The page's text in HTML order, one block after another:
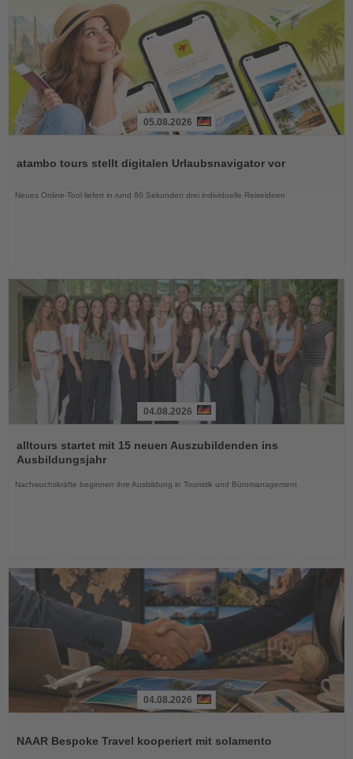
die
05.08.2026
atambo tours stellt digitalen Urlaubsnavigator vor
Neues Online-Tool liefert in rund 60 Sekunden drei individuelle Reiseideen
Sie
die
04.08.2026
alltours startet mit 15 neuen Auszubildenden ins
Ausbildungsjahr
Nachwuchskräfte beginnen ihre Ausbildung in Touristik und Büromanagement
die
04.08.2026
NAAR Bespoke Travel kooperiert mit solamento